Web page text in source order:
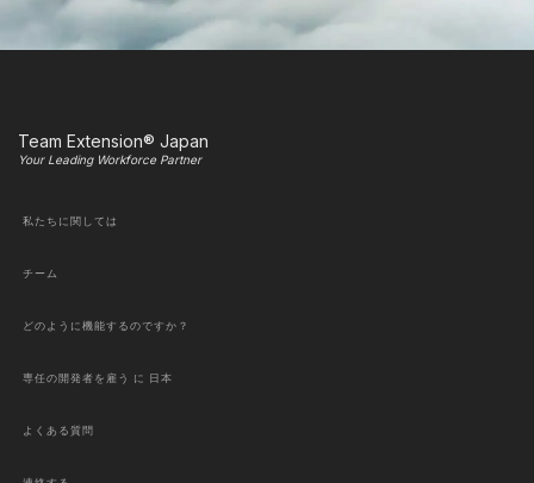
Team Extension® Japan
Your Leading Workforce Partner
私たちに関しては
チーム
どのように機能するのですか？
専任の開発者を雇う に 日本
よくある質問